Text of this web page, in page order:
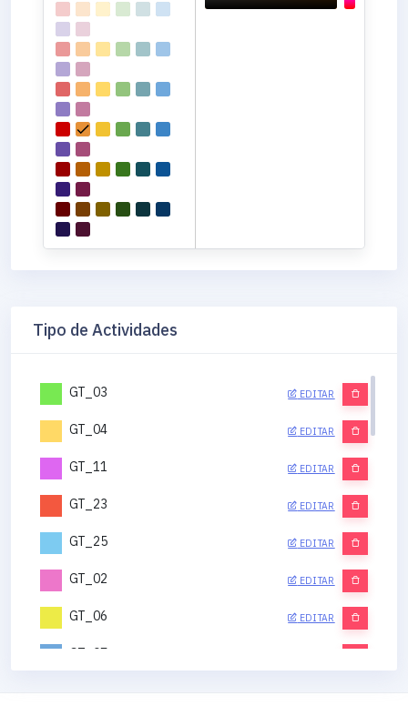
Tipo de Actividades
GT_03 EDITAR
GT_04 EDITAR
GT_11 EDITAR
GT_23 EDITAR
GT_25 EDITAR
GT_02 EDITAR
GT_06 EDITAR
GT_07